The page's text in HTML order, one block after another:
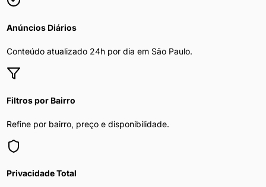
Anúncios Diários
Conteúdo atualizado 24h por dia em São Paulo.
Filtros por Bairro
Refine por bairro, preço e disponibilidade.
Privacidade Total